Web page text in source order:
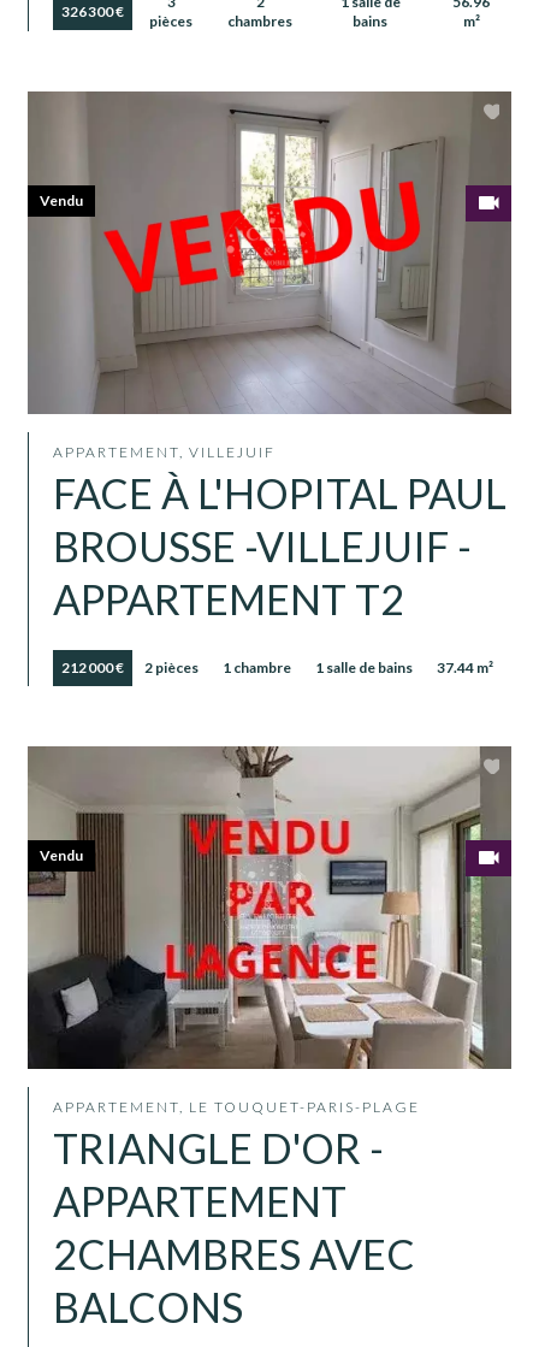
326 300 €
pièces
chambres
bains
m²
APPARTEMENT, VILLEJUIF
FACE À L'HOPITAL PAUL
BROUSSE -VILLEJUIF -
APPARTEMENT T2
212 000 € 2 pièces 1 chambre 1 salle de bains 37.44 m²
Vendu
APPARTEMENT, LE TOUQUET-PARIS-PLAGE
TRIANGLE D'OR -
APPARTEMENT
2CHAMBRES AVEC
BALCONS
Vendu